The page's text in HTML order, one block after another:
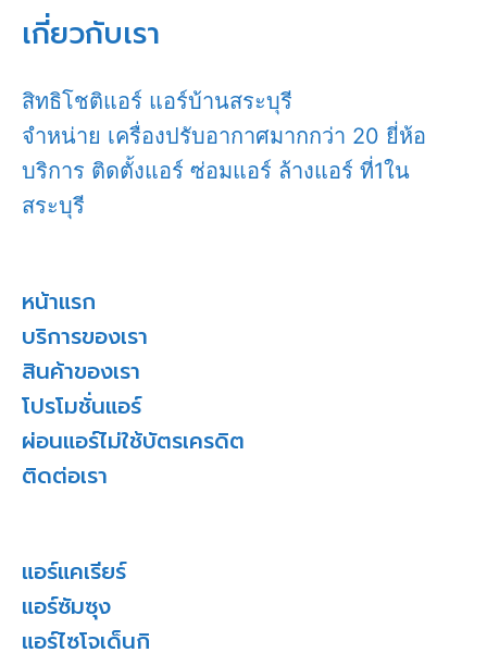
เกี่ยวกับเรา
สิทธิโชติแอร์ แอร์บ้านสระบุรี
จำหน่าย เครื่องปรับอากาศมากกว่า 20 ยี่ห้อ
บริการ ติดตั้งแอร์ ซ่อมแอร์ ล้างแอร์ ที่1ใน
สระบุรี
หน้าแรก
บริการของเรา
สินค้าของเรา
โปรโมชั่นแอร์
ผ่อนแอร์ไม่ใช้บัตรเครดิต
ติดต่อเรา
แอร์แคเรียร์
แอร์ซัมซุง
แอร์ไซโจเด็นกิ